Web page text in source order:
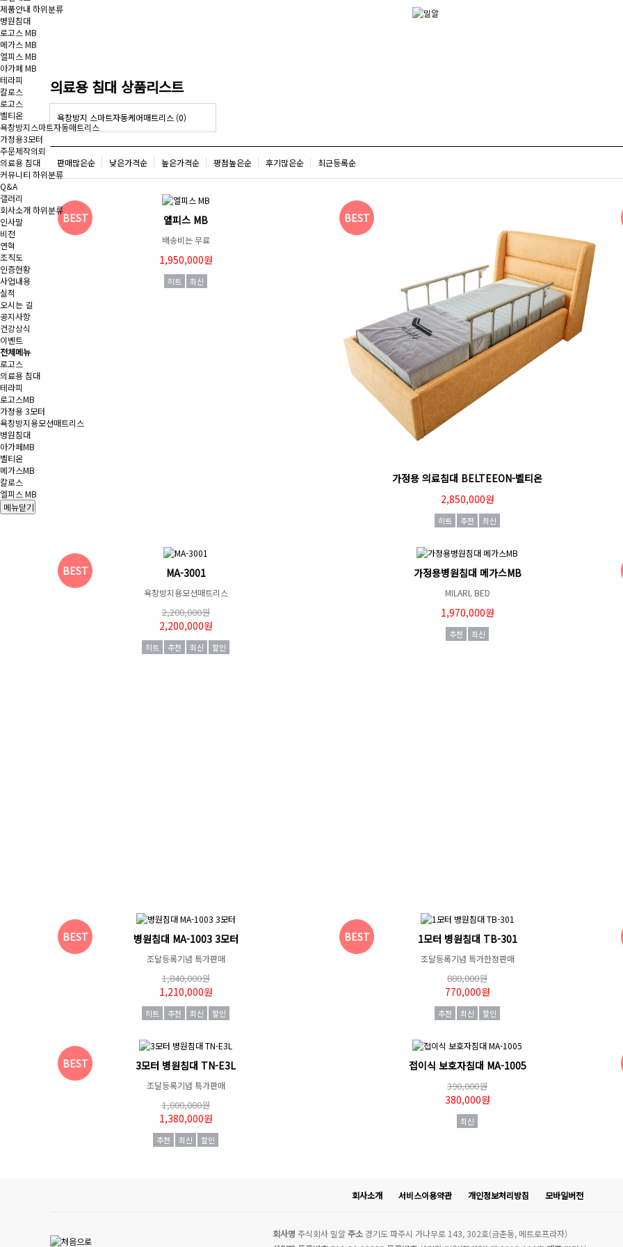
제품안내 하위분류
병원침대
로고스 MB
메가스 MB
엘피스 MB
아가페 MB
테라피
칼로스
로고스
벨티온
욕창방지스마트자동매트리스
가정용3모터
주문제작의뢰
의료용 침대
커뮤니티 하위분류
Q&A
갤러리
회사소개하위분류
인사말
비전
연혁
조직도
인증현황
사업내용
실적
오시는 길
공지사항
건강상식
이벤트
전체메뉴
로고스
의료용 침대
테라피
로고스MB
가정용 3모터
욕창방지용모션매트리스
병원침대
아가페MB
벨티온
메가스MB
칼로스
엘피스 MB
메뉴닫기
의료용 침대 상품리스트
욕창방지 스마트자동케어매트리스 (0)
판매많은순 낮은가격순 높은가격순 평점높은순 후기많은순 최근등록순
엘피스 MB
배송비는 무료
1,950,000원
히트 최신
BEST
가정용 의료침대 BELTEEON-벨티온
2,850,000원
히트 추천 최신
BEST
MA-3001
욕창방지용모션매트리스
2,200,000원
2,200,000원
히트 추천 최신
BEST
할인
가정용병원침대 메가스MB
MILARL BED
1,970,000원
추천 최신
병원침대 MA-1003 3모터
조달등록기념 특가판매
1,840,000원
1,210,000원
히트 추천 최신
BEST
할인
1모터 병원침대 TB-301
조달등록기념 특가한정판매
880,000원
770,000원
추천 최신
BEST
할인
3모터 병원침대 TN-E3L
조달등록기념 특가판매
1,800,000원
1,380,000원
추천 최신
BEST
할인
접이식 보호자침대 MA-1005
390,000원
380,000원
최신
회사소개 서비스이용약관 개인정보처리방침 모바일버전
회사명 주식회사 밀알주소 경기도 파주시 가나무로 143, 302호(금촌동, 메트로프라자)